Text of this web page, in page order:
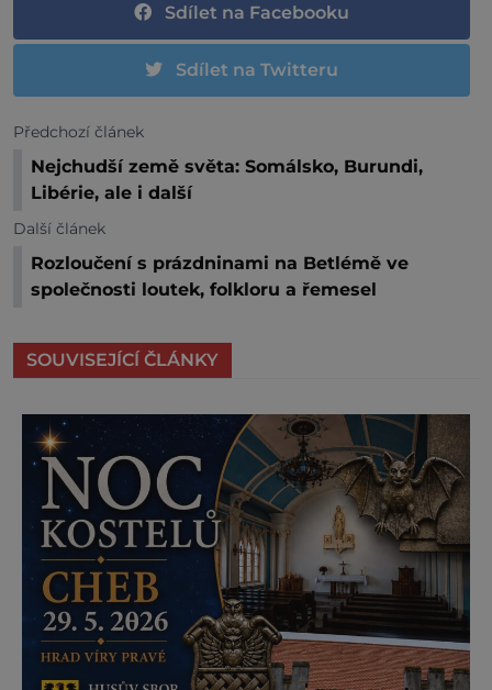
Sdílet na Facebooku
Sdílet na Twitteru
Předchozí článek
Nejchudší země světa: Somálsko, Burundi,
Libérie, ale i další
Další článek
Rozloučení s prázdninami na Betlémě ve
společnosti loutek, folkloru a řemesel
SOUVISEJÍCÍ ČLÁNKY